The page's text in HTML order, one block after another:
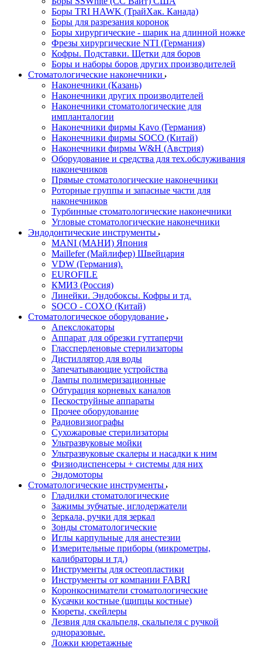
Боры TRI HAWK (ТрайХак. Канада)
Боры для разрезания коронок
Боры хирургические - шарик на длинной ножке
Фрезы хирургические NTI (Германия)
Кофры. Подставки. Щетки для боров
Боры и наборы боров других производителей
Стоматологические наконечники
Наконечники (Казань)
Наконечники других производителей
Наконечники стоматологические для
импланталогии
Наконечники фирмы Kavo (Германия)
Наконечники фирмы SOCO (Китай)
Наконечники фирмы W&H (Австрия)
Оборудование и средства для тех.обслуживания
наконечников
Прямые стоматологические наконечники
Роторные группы и запасные части для
наконечников
Турбинные стоматологические наконечники
Угловые стоматологические наконечники
Эндодонтические инструменты
MANI (МАНИ) Япония
Maillefer (Майлифер) Швейцария
VDW (Германия).
EUROFILE
КМИЗ (Россия)
Линейки. Эндобоксы. Кофры и тд.
SOCO - COXO (Китай)
Стоматологическое оборудование
Апекслокаторы
Аппарат для обрезки гуттаперчи
Глассперленовые стерилизаторы
Дистиллятор для воды
Запечатывающие устройства
Лампы полимеризационные
Обтурация корневых каналов
Пескоструйные аппараты
Прочее оборудование
Радиовизиографы
Сухожаровые стерилизаторы
Ультразвуковые мойки
Ультразвуковые скалеры и насадки к ним
Физиодиспенсеры + системы для них
Эндомоторы
Стоматологические инструменты
Гладилки стоматологические
Зажимы зубчатые, иглодержатели
Зеркала, ручки для зеркал
Зонды стоматологические
Иглы карпульные для анестезии
Измерительные приборы (микрометры,
калибраторы и тд.)
Инструменты для остеопластики
Инструменты от компании FABRI
Коронкосниматели стоматологические
Кусачки костные (щипцы костные)
Кюреты, скейлеры
Лезвия для скальпеля, скальпеля с ручкой
одноразовые.
Ложки кюретажные